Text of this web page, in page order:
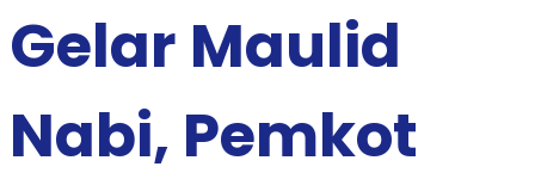
Gelar Maulid
Nabi, Pemkot